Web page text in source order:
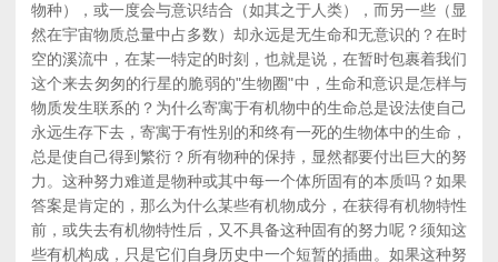
物种），或一度会与意识结合（如其之于人类），而另一些（显
然在宇宙物质总量中占多数）却永远是无生命和无意识的？在时
空的溪流中，在某一特定的时刻，也就是说，在暂时包裹着我们
这个来去匆匆的行星的脆弱的"生物圈"中，生命和意识是怎样与
物质发生联系的？为什么寄寓于有机物中的生命总是设法使自己
永远生存下去，寄寓于有性别的和终有一死的生物体中的生命，
总是使自己得到繁衍？所有物种的保持，显然都要付出巨大的努
力。这种努力难道是物种或其中每一个体所固有的本质吗？如果
答案是肯定的，那么为什么某些有机物成分，在获得有机物特性
前，或失去有机物特性后，又不具备这种固有的努力呢？须知这
些有机构成，只是它们自身历史中一个短暂的插曲。如果这种努